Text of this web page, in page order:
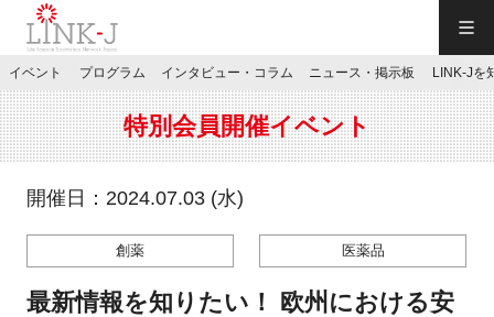
JP／EN
特別会員専用メニュー
イベント プログラム インタビュー・コラム ニュース・掲示板 LINK-Jを
特別会員開催イベント
開催日：2024.07.03 (水)
創薬 医薬品
最新情報を知りたい！ 欧州における安